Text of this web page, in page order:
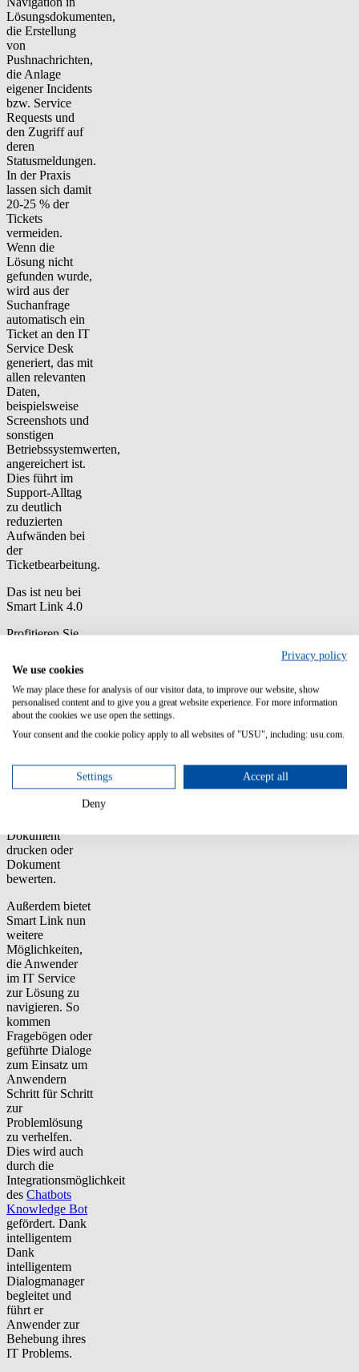
Lösungsdokumenten,
die Erstellung
von
Pushnachrichten,
die Anlage
eigener Incidents
bzw. Service
Requests und
den Zugriff auf
deren
Statusmeldungen.
In der Praxis
lassen sich damit
20-25 % der
Tickets
vermeiden.
Wenn die
Lösung nicht
gefunden wurde,
wird aus der
Suchanfrage
automatisch ein
Ticket an den IT
Service Desk
generiert, das mit
allen relevanten
Daten,
beispielsweise
Screenshots und
sonstigen
Betriebssystemwerten,
angereichert ist.
Dies führt im
Support-Alltag
zu deutlich
reduzierten
Aufwänden bei
der
Ticketbearbeitung.
Das ist neu bei
Smart Link 4.0
Profitieren Sie
der Version
Smart Link 4.0
zum Beispiel
vom neuen
Footer Menü im
Dokument. Dies
Schnellzugriff
Funktionen wie
Dokument
drucken oder
Dokument
bewerten.
Außerdem bietet
Smart Link nun
weitere
Möglichkeiten,
die Anwender
im IT Service
zur Lösung zu
navigieren. So
kommen
Fragebögen oder
geführte Dialoge
zum Einsatz um
Anwendern
Schritt für Schritt
zur
Problemlösung
zu verhelfen.
Dies wird auch
durch die
Integrationsmöglichkeit
des Chatbots
Knowledge Bot
gefördert. Dank
intelligentem
Dank
intelligentem
Dialogmanager
begleitet und
führt er
Anwender zur
Behebung ihres
IT Problems.
Privacy policy
We use cookies
We may place these for analysis of our visitor data, to improve our website, show
personalised content and to give you a great website experience. For more information
about the cookies we use open the settings.
Your consent and the cookie policy apply to all websites of "USU", including: usu.com.
Settings Accept all
Deny